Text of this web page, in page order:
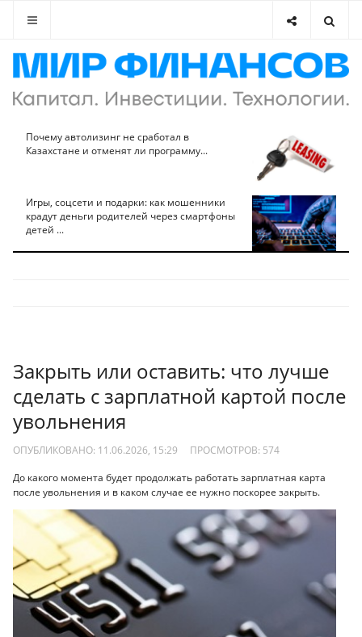
Почему автолизинг не сработал в
Казахстане и отменят ли программу...
Игры, соцсети и подарки: как мошенники
крадут деньги родителей через смартфоны
детей ...
Закрыть или оставить: что лучше
сделать с зарплатной картой после
увольнения
ОПУБЛИКОВАНО: 11.06.2026, 15:29 ПРОСМОТРОВ: 574
До какого момента будет продолжать работать зарплатная карта
после увольнения и в каком случае ее нужно поскорее закрыть.